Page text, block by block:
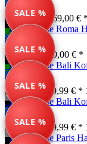
SALE %
134,99 € * 169,00 € *
SALE %
Travelhouse Roma
99,00 € *149,00 € *
SALE %
Travelhouse Bali
Farben ab: 79,99 € *
SALE %
Travelhouse Bali
Farben ab: 79,99 € *
Travelhouse Paris